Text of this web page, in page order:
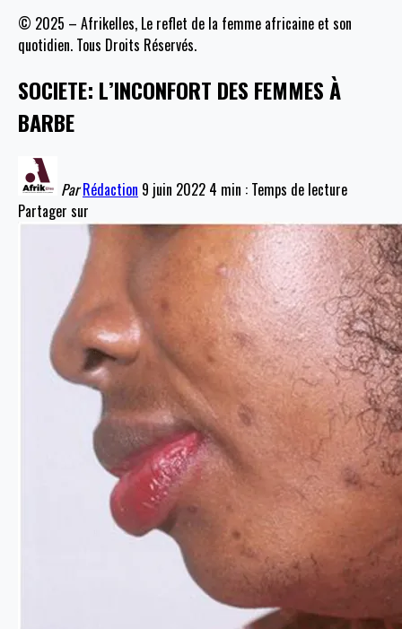
© 2025 – Afrikelles, Le reflet de la femme africaine et son
quotidien. Tous Droits Réservés.
SOCIETE: L’INCONFORT DES FEMMES À
BARBE
Par Rédaction 9 juin 2022 4 min : Temps de lecture
Partager sur